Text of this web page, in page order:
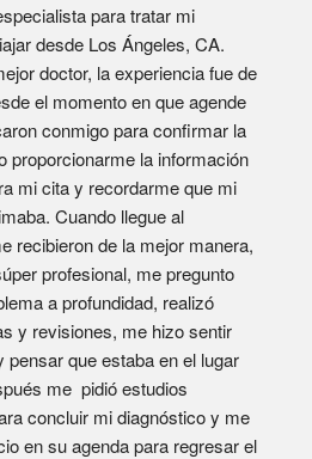
para tratar mi
desde Los Ángeles, CA.
doctor, la experiencia fue de
el momento en que agende
conmigo para confirmar la
proporcionarme la información
mi cita y recordarme que mi
Cuando llegue al
recibieron de la mejor manera,
profesional, me pregunto
a profundidad, realizó
y revisiones, me hizo sentir
pensar que estaba en el lugar
me  pidió estudios
concluir mi diagnóstico y me
en su agenda para regresar el